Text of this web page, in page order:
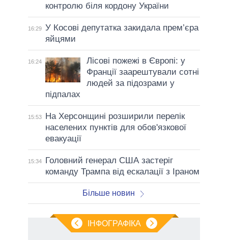
контролю біля кордону України
16:29 У Косові депутатка закидала прем’єра
яйцями
16:24
Лісові пожежі в Європі: у
Франції заарештували сотні
людей за підозрами у
підпалах
15:53
На Херсонщині розширили перелік
населених пунктів для обов'язкової
евакуації
15:34
Головний генерал США застеріг
команду Трампа від ескалації з Іраном
Більше новин
ІНФОГРАФІКА